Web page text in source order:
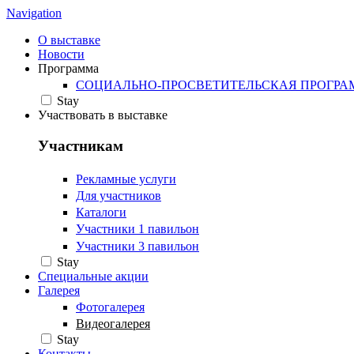
Navigation
О выставке
Новости
Программа
СОЦИАЛЬНО-ПРОСВЕТИТЕЛЬСКАЯ
Stay
Участвовать в выставке
Участникам
Рекламные услуги
Для участников
Каталоги
Участники 1 павильон
Участники 3 павильон
Stay
Специальные акции
Галерея
Фотогалерея
Видеогалерея
Stay